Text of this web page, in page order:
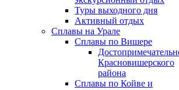
Туры выходного дня
Активный отдых
Сплавы на Урале
Сплавы по Вишере
Красновишерского
района
Сплавы по Койве и